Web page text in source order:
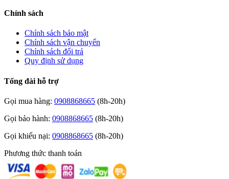
Chính sách
Chính sách bảo mật
Chính sách vận chuyển
Chính sách đổi trả
Quy định sử dụng
Tổng đài hỗ trợ
Gọi mua hàng: 0908868665 (8h-20h)
Gọi bảo hành: 0908868665 (8h-20h)
Gọi khiếu nại: 0908868665 (8h-20h)
Phương thức thanh toán